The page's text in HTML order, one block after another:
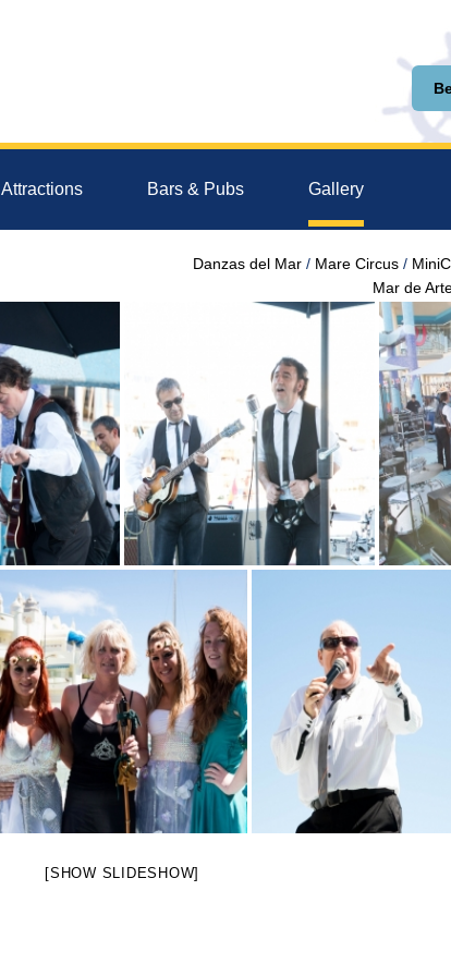
Attractions Bars & Pubs Gallery
Danzas del Mar Mare Circus
Mar de
[SHOW SLIDESHOW]